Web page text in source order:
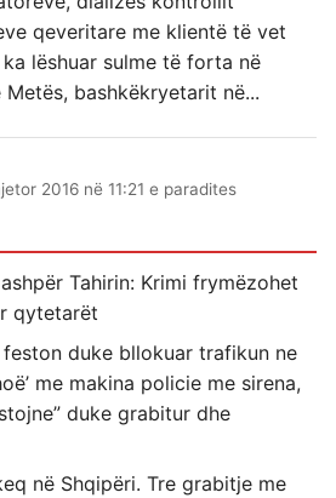
qeveritare me klientë të vet
lëshuar sulme të forta në
bashkëkryetarit në...
2016 në 11:21 e paradites
Tahirin: Krimi frymëzohet
qytetarët
duke bllokuar trafikun ne
me makina policie me sirena,
duke grabitur dhe
në Shqipëri. Tre grabitje me